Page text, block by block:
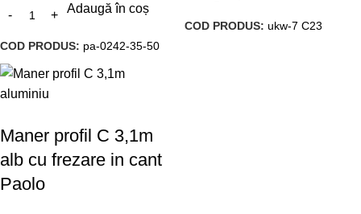
Adaugă în coș
COD PRODUS: pa-0242-35-50
COD PRODUS: ukw-7 C23
Maner profil C 3,1m
alb cu frezare in cant
Paolo